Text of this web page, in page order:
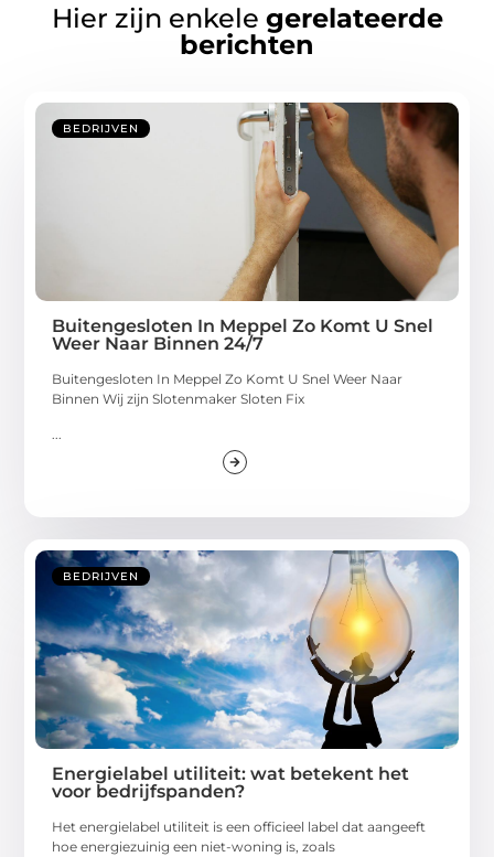
Hier zijn enkele gerelateerde
berichten
BEDRIJVEN
Buitengesloten In Meppel Zo Komt U Snel
Weer Naar Binnen 24/7
Buitengesloten In Meppel Zo Komt U Snel Weer Naar
Binnen Wij zijn Slotenmaker Sloten Fix
...
BEDRIJVEN
Energielabel utiliteit: wat betekent het
voor bedrijfspanden?
Het energielabel utiliteit is een officieel label dat aangeeft
hoe energiezuinig een niet-woning is, zoals